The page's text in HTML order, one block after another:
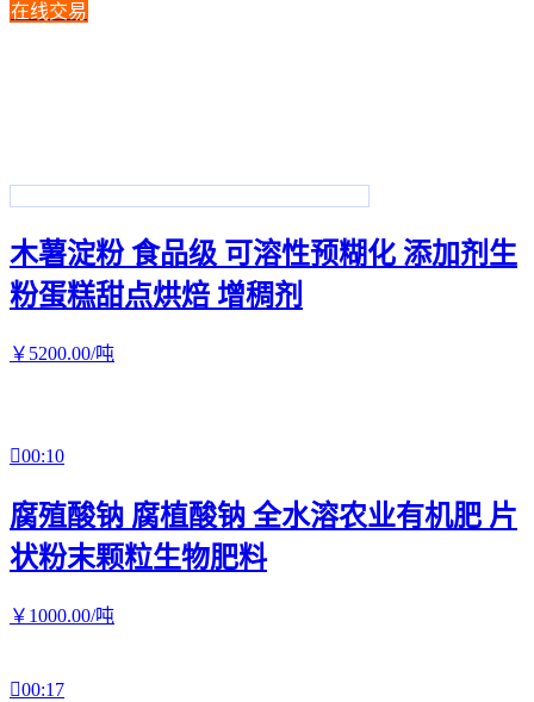
在线交易
木薯淀粉 食品级 可溶性预糊化 添加剂生
粉蛋糕甜点烘焙 增稠剂
￥ 5200.00/吨
00:10
腐殖酸钠 腐植酸钠 全水溶农业有机肥 片
状粉末颗粒生物肥料
￥ 1000.00/吨
00:17